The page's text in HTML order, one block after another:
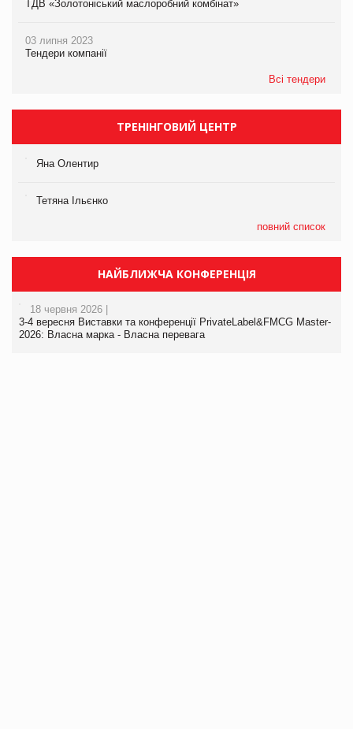
ТДВ «Золотоніський маслоробний комбінат»
03 липня 2023
Тендери компанії
Всі тендери
ТРЕНІНГОВИЙ ЦЕНТР
Яна Олентир
Тетяна Ільєнко
повний список
НАЙБЛИЖЧА КОНФЕРЕНЦІЯ
18 червня 2026 |
3-4 вересня Виставки та конференції PrivateLabel&FMCG Master-
2026: Власна марка - Власна перевага